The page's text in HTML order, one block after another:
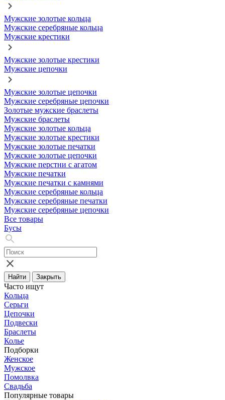
Мужские золотые кольца
Мужские серебряные кольца
Мужские крестики
Мужские золотые крестики
Мужские цепочки
Мужские золотые цепочки
Мужские серебряные цепочки
Золотые мужские браслеты
Мужские браслеты
Мужские золотые кольца
Мужские золотые крестики
Мужские золотые печатки
Мужские золотые цепочки
Мужские перстни с агатом
Мужские печатки
Мужские печатки с камнями
Мужские серебряные кольца
Мужские серебряные печатки
Мужские серебряные цепочки
Все товары
Бусы
Найти Закрыть
Часто ищут
Кольца
Серьги
Цепочки
Подвески
Браслеты
Колье
Подборки
Женское
Мужское
Помолвка
Свадьба
Популярные товары